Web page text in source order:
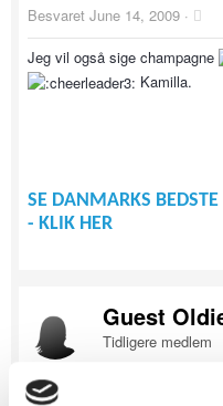
Besvaret June 14, 2009 ·
Jeg vil også sige champagne
Kamilla.
SE DANMARKS
- KLIK HER
Guest
Tidligere medlem
Besvaret